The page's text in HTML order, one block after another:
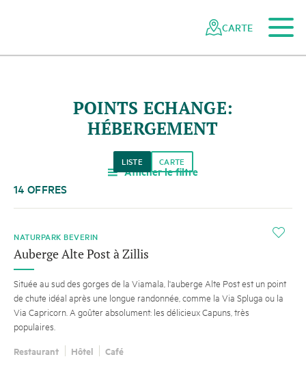
réseau
CARTE
POINTS ECHANGE:
HÉBERGEMENT
a Afficher le filtre
LISTE CARTE
14 OFFRES
i
NATURPARK BEVERIN
Auberge Alte Post à Zillis
Située au sud des gorges de la Viamala, l'auberge Alte Post est un point
de chute idéal après une longue randonnée, comme la Via Spluga ou la
Via Capricorn. A goûter absolument: les délicieux Capuns, très
populaires.
Restaurant Hôtel Café